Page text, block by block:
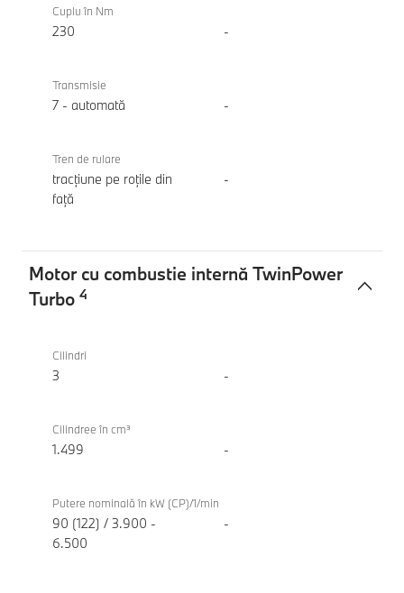
Cuplu în Nm
230 -
Transmisie
7 - automată -
Tren de rulare
tracțiune pe roțile din
față
-
Motor cu combustie internă TwinPower
Turbo 4
combustie
Turbo
116
Cilindri
3 -
Cilindree în cm³
1.499 -
Putere nominală în kW (CP)/1/min
90 (122) / 3.900 -
6.500
-